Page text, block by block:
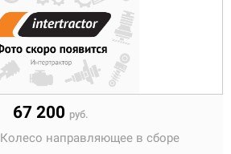
67 200 руб.
Колесо направляющее в сборе